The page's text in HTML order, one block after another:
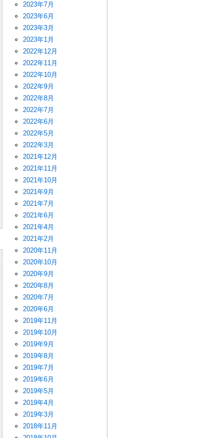
2023年7月
2023年6月
2023年3月
2023年1月
2022年12月
2022年11月
2022年10月
2022年9月
2022年8月
2022年7月
2022年6月
2022年5月
2022年3月
2021年12月
2021年11月
2021年10月
2021年9月
2021年7月
2021年6月
2021年4月
2021年2月
2020年11月
2020年10月
2020年9月
2020年8月
2020年7月
2020年6月
2019年11月
2019年10月
2019年9月
2019年8月
2019年7月
2019年6月
2019年5月
2019年4月
2019年3月
2018年11月